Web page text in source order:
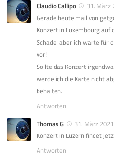
Claudio Callipo
31. März
Gerade heute mail von
Konzert in Luxembourg auf
Schade, aber ich warte für
vor!
Sollte das Konzert
werde ich die Karte nicht
behalten.
Antworten
Thomas G
31. März
Konzert in Luzern findet
Antworten